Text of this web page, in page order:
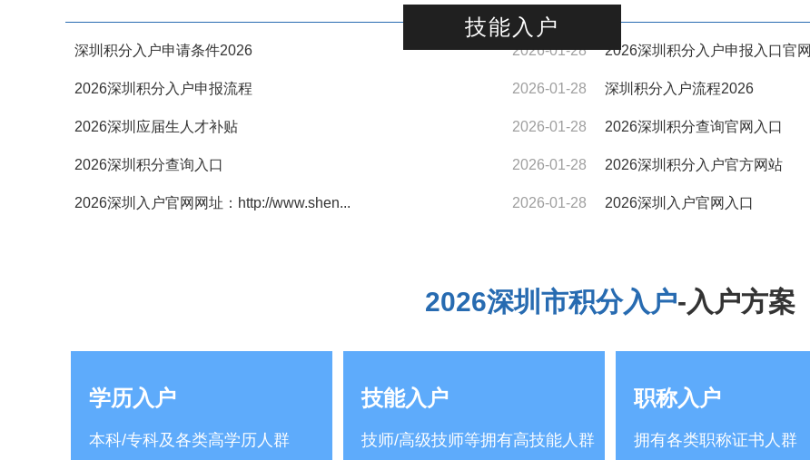
技能入户
深圳积分入户申请条件2026 2026-01-28 2026深圳积分入户申报入口官网
2026深圳积分入户申报流程 2026-01-28 深圳积分入户流程2026
2026深圳应届生人才补贴 2026-01-28 2026深圳积分查询官网入口
2026深圳积分查询入口 2026-01-28 2026深圳积分入户官方网站
2026深圳入户官网网址：http://www.shen... 2026-01-28 2026深圳入户官网入口
2026深圳市积分入户-入户方案
学历入户
本科/专科及各类高学历人群
技能入户
技师/高级技师等拥有高技能人群
职称入户
拥有各类职称证书人群